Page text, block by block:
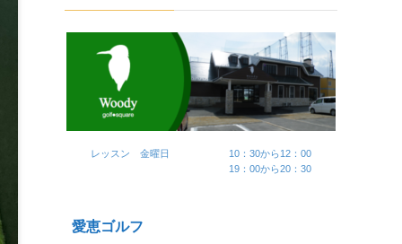
レッスン 金曜日 10：30から12：00
19：00から20：30
愛恵ゴルフ